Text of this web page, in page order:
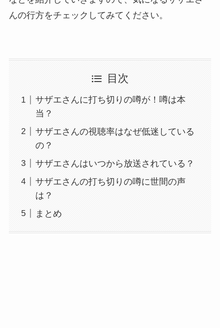
んの行方をチェックしてみてください。
目次
サザエさんに打ち切りの噂が！噂は本
当？
サザエさんの視聴率はなぜ低迷している
の？
サザエさんはいつから放送されている？
サザエさんの打ち切りの噂に世間の声
は？
まとめ